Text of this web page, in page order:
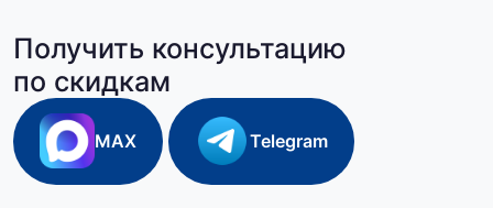
Получить консультацию
по скидкам
MAX Telegram